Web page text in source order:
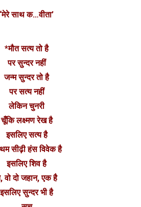
‘मेरे साथ क…वीता’
*मौत सत्य तो है
पर सुन्दर नहीं
जन्म सुन्दर तो है
पर सत्य नहीं
लेकिन चुनरी
चूँकि लक्ष्मण रेख है
इसलिए सत्य है
सीढ़ी हंस विवेक है
इसलिए शिव है
वो दो जहान, एक है
इसलिए सुन्दर भी है